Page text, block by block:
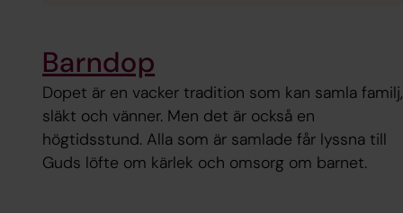
Barndop
Dopet är en vacker tradition som kan samla familj,
släkt och vänner. Men det är också en
högtidsstund. Alla som är samlade får lyssna till
Guds löfte om kärlek och omsorg om barnet.